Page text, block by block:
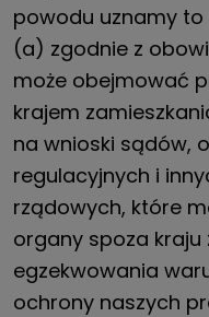
powodu uznamy to
(a) zgodnie z
może obejmować
krajem
na wnioski sądów,
regulacyjnych i
rządowych, które
organy spoza
egzekwowania
ochrony naszych